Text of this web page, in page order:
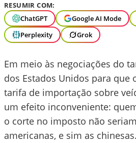
RESUMIR COM:
ChatGPT
Google AI Mode
Perplexity
Grok
Em meio às negociações do
dos Estados Unidos para que
tarifa de importação sobre
um efeito inconveniente:
o corte no imposto não
americanas, e sim as